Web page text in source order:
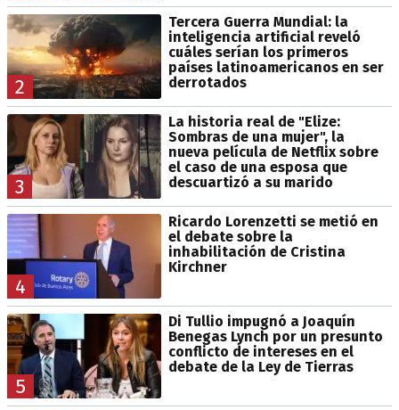
2
Tercera Guerra Mundial: la
inteligencia artificial reveló
cuáles serían los primeros
países latinoamericanos en ser
derrotados
3
La historia real de "Elize:
Sombras de una mujer", la
nueva película de Netflix sobre
el caso de una esposa que
descuartizó a su marido
4
Ricardo Lorenzetti se metió en
el debate sobre la
inhabilitación de Cristina
Kirchner
5
Di Tullio impugnó a Joaquín
Benegas Lynch por un presunto
conflicto de intereses en el
debate de la Ley de Tierras